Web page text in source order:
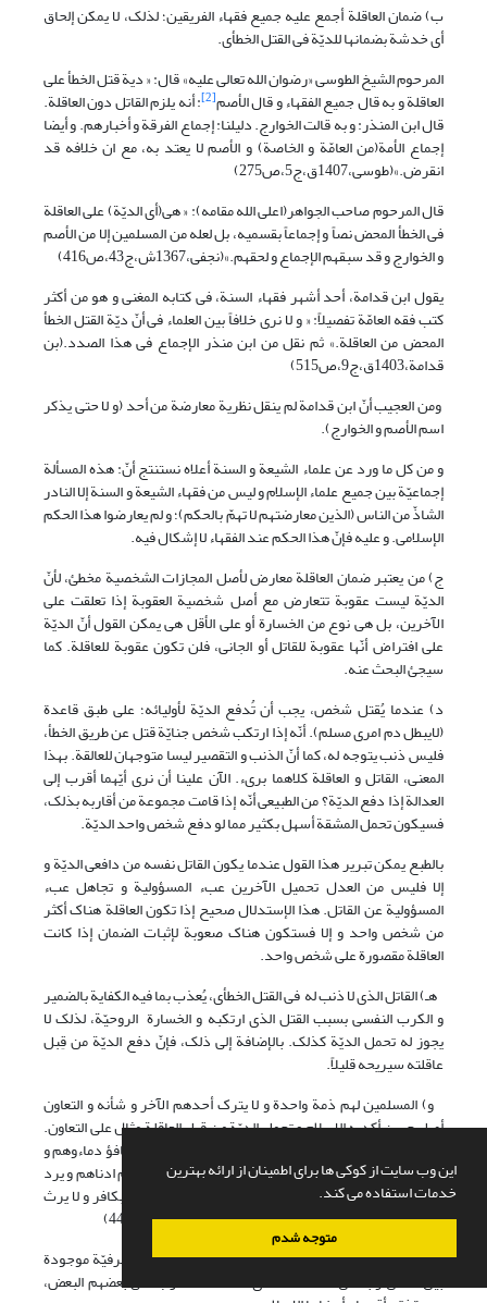
این وب سایت از کوکی ها برای اطمینان از ارائه بهترین
خدمات استفاده می کند.
متوجه شدم
ب) ضمان العاقلة أجمع علیه جمیع فقهاء الفریقین؛ لذلک، لا یمکن إلحاق
أی خدشة بضمانها للدیّة فی القتل الخطأی.
المرحوم الشیخ الطوسى «رضوان الله تعالى علیه» قال: « دیة قتل الخطأ على
العاقلة و به قال جمیع الفقهاء و قال الأصم[2] : أنه یلزم القاتل دون العاقلة.
قال ابن المنذر: و به قالت الخوارج. دلیلنا: إجماع الفرقة و أخبارهم. و أیضا
إجماع الأمة(من العامّة و الخاصة) و الأصم لا یعتد به، مع ان خلافه قد
انقرض.»(طوسی،1407ق،ج5،ص275)
قال المرحوم صاحب الجواهر(اعلی الله مقامه): « هی(أی الدیّة) على العاقلة
فی الخطأ المحض نصاً و إجماعاً بقسمیه، بل لعله من المسلمین إلا من الأصم
و الخوارج و قد سبقهم الإجماع و لحقهم.»(نجفی،1367ش،ج43،ص416)
یقول ابن قدامة، أحد أشهر فقهاء السنة، فی کتابه المغنی و هو من أکثر
کتب فقه العامّة تفصیلاً: « و لا نرى خلافاً بین العلماء فی أنّ دیّة القتل الخطأ
المحض من العاقلة.» ثم نقل من ابن منذر الإجماع فی هذا الصدد.(بن
قدامة،1403ق،ج9،ص515)
ومن العجیب أنّ ابن قدامة لم ینقل نظریة معارضة من أحد (و لا حتى یذکر
اسم الأصم و الخوارج).
و من کل ما ورد عن علماء الشیعة و السنة أعلاه نستنتج أنّ: هذه المسألة
إجماعیّة بین جمیع علماء الإسلام و لیس من فقهاء الشیعة و السنة إلا النادر
الشاذّ من الناس (الذین معارضتهم لا تهمّ بالحکم)؛ و لم یعارضوا هذا الحکم
الإسلامی. و علیه فإنّ هذا الحکم عند الفقهاء لا إشکال فیه.
ج) من یعتبر ضمان العاقلة معارض لأصل المجازات الشخصیة مخطئ، لأنّ
الدیّة لیست عقوبة تتعارض مع أصل شخصیة العقوبة إذا تعلقت على
الآخرین، بل هی نوع من الخسارة أو على الأقل هی یمکن القول أنّ الدیّة
على افتراض أنّها عقوبة للقاتل أو الجانی، فلن تکون عقوبة للعاقلة. کما
سیجئ البحث عنه.
د) عندما یُقتل شخص، یجب أن تُدفع الدیّة لأولیائه؛ علی طبق قاعدة
(لایبطل دم امری مسلم). أنّه إذا ارتکب شخص جنایّة قتل عن طریق الخطأ،
فلیس ذنب یتوجه له، کما أنّ الذنب و التقصیر لیسا متوجهان للعالقة. بهذا
المعنى، القاتل و العاقلة کلاهما بریء. الآن علینا أن نرى أیّهما أقرب إلى
العدالة إذا دفع الدیّة؟ من الطبیعی أنّه إذا قامت مجموعة من أقاربه بذلک،
فسیکون تحمل المشقة أسهل بکثیر مما لو دفع شخص واحد الدیّة.
بالطبع یمکن تبریر هذا القول عندما یکون القاتل نفسه من دافعی الدیّة و
إلا فلیس من العدل تحمیل الآخرین عبء المسؤولیة و تجاهل عبء
المسؤولیة عن القاتل. هذا الإستدلال صحیح إذا تکون العاقلة هناک أکثر
من شخص واحد و إلا فستکون هناک صعوبة لإثبات الضمان إذا کانت
العاقلة مقصورة على شخص واحد.
هـ) القاتل الذی لا ذنب له فی القتل الخطأی، یُعذب بما فیه الکفایة بالضمیر
و الکرب النفسی بسبب القتل الذی ارتکبه و الخسارة الروحیّة، لذلک لا
یجوز له تحمل الدیّة کذلک. بالإضافة إلى ذلک، فإنّ دفع الدیّة من قِبل
عاقلته سیریحه قلیلاً.
و) المسلمین لهم ذمة واحدة و لا یترک أحدهم الآخر و شأنه و التعاون
أصل حسن أکدبه الإسلام و تحمل الدیّة من قِبل العاقلة مثال على التعاون.
قال رسول الله صلی الله علیه و آله و سلّم: « المسلمون تتکافؤ دماءوهم و
اموالهم بینهم حرام و هم ید علی من سواهم، یسعی بذمتهم ادناهم و یرد
علیهم اقصاهم و لا یقتل ذو عهد فی عهده و لا یقتل مسلم بکافر و لا یرث
الکافر المسلم و لا المسلم الکافر.»(مغربی،1383ق،ج2،ص440)
ز) العاقلة لیست تاسیس شریعة الإسلام، بل هی عادة عرفیّة موجودة
بین الناس و بما أنّ هذه العادة، أی مساعدة الأقارب على بعضهم البعض،